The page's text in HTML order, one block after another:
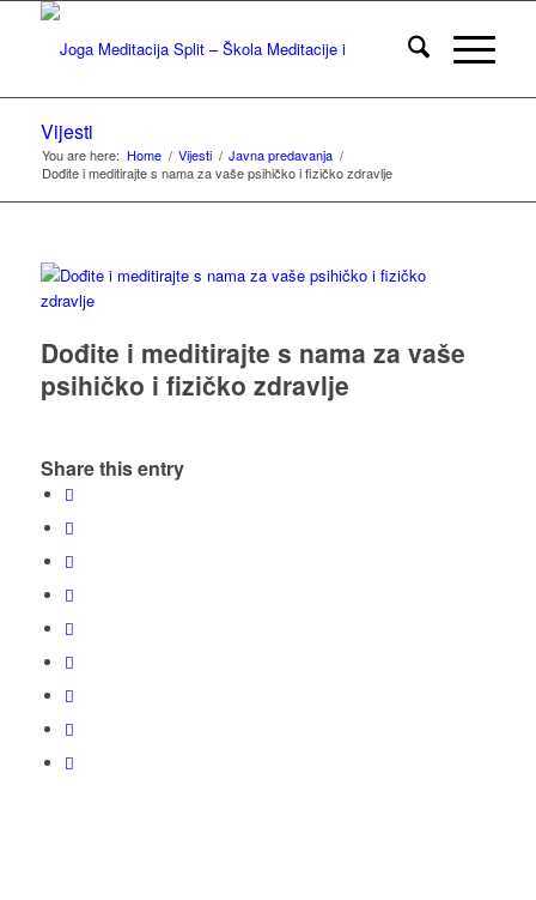
Vijesti
You are here: Home / Vijesti / Javna predavanja /
Dođite i meditirajte s nama za vaše psihičko i fizičko zdravlje
Dođite i meditirajte s nama za vaše
psihičko i fizičko zdravlje
Share this entry